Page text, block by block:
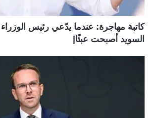
كاتبة مهاجرة: عندما يدّعي رئيس
السويد أصبحت عبئًا|